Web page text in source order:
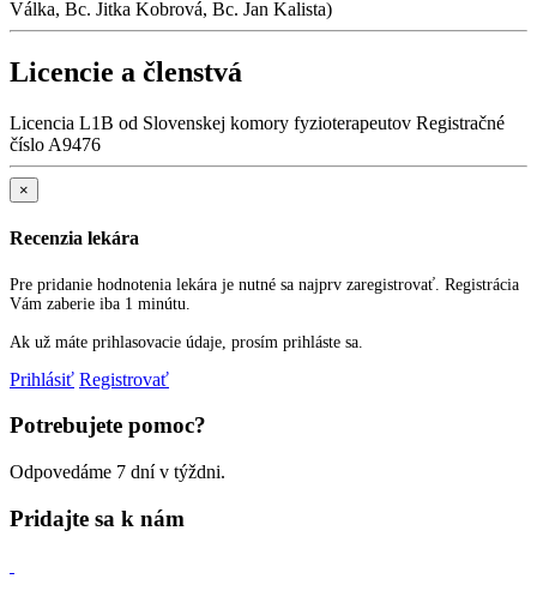
Licencie a členstvá
Licencia L1B od Slovenskej komory fyzioterapeutov Registračné
číslo A9476
×
Recenzia lekára
Pre pridanie hodnotenia lekára je nutné sa najprv zaregistrovať. Registrácia
Vám zaberie iba 1 minútu.
Ak už máte prihlasovacie údaje, prosím prihláste sa.
Prihlásiť Registrovať
Potrebujete pomoc?
Odpovedáme 7 dní v týždni.
Pridajte sa k nám